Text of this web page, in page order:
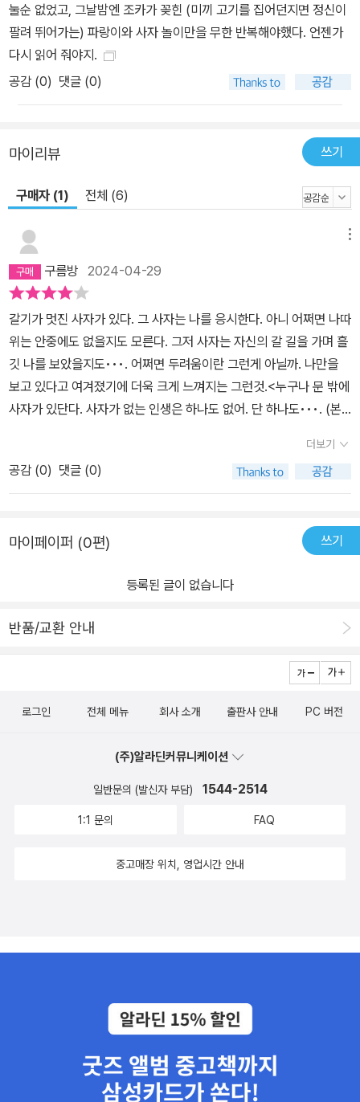
눌순 없었고, 그날밤엔 조카가 꽂힌 (미끼 고기를 집어던지면 정신이
팔려 뛰어가는) 파랑이와 사자 놀이만을 무한 반복해야했다. 언젠가
다시 읽어 줘야지.
공감 (0) 댓글 (0)
마이리뷰 쓰기
구매자 (1) 전체 (6)
구름방 2024-04-29
갈기가 멋진 사자가 있다. 그 사자는 나를 응시한다. 아니 어쩌면 나따
위는 안중에도 없을지도 모른다. 그저 사자는 자신의 갈 길을 가며 흘
깃 나를 보았을지도•••. 어쩌면 두려움이란 그런게 아닐까. 나만을
보고 있다고 여겨졌기에 더욱 크게 느껴지는 그런것.<누구나 문 밖에
사자가 있단다. 사자가 없는 인생은 하나도 없어. 단 하나도•••. (본
을 열고 사자를 피해 달아날 방법을 모색한다. 누구나 마음속에 노랑
이와 파랑이는 존재한다. 그럼 나는 어떤 아이의 비중이 큰 사람일까.
것만으로도 가슴이 두근거리는 긴장감에 ‘에라 몰라 나 안 나가! ’ 하
다. 운이 좋아 살아 남았을 수도. ㅎㅎㅎ 하지만 뭐 어떤가. 준비되지
담은 멋진 책이다. 커다란 판형과 멋진 그림은 저 문의 손잡이를 잡고
육아저씨와뚱보아줌마 때부터 스멀스멀 내 마음에 들어오더니 #우리
집은 으로 내 엄지척을 받으셨지. 사자는 나만을 응시하지는 않을거
도 나가고 싶어. 하지만 내가 집 밖으로 못 나가는 건 저 사자 때뮨이
더보기
공감 (0) 댓글 (0)
마이페이퍼 (0편) 쓰기
등록된 글이 없습니다
반품/교환 안내
로그인 전체 메뉴 회사 소개 출판사 안내 PC 버전
(주)알라딘커뮤니케이션
일반문의 (발신자 부담) 1544-2514
1:1 문의 FAQ
중고매장 위치, 영업시간 안내